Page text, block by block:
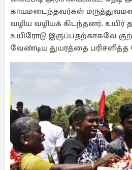
காயமடைந்தவர்கள்
வழிய வழியக் கிடந்தனர். உயிர்
உயிரோடு இருப்பதற்காகவே
வேண்டிய துயரத்தை பரிசளித்த